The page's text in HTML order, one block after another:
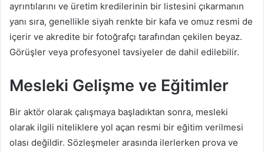
ayrıntılarını ve üretim kredilerinin bir listesini çıkarmanın
yanı sıra, genellikle siyah renkte bir kafa ve omuz resmi de
içerir ve akredite bir fotoğrafçı tarafından çekilen beyaz.
Görüşler veya profesyonel tavsiyeler de dahil edilebilir.
Mesleki Gelişme ve Eğitimler
Bir aktör olarak çalışmaya başladıktan sonra, mesleki
olarak ilgili niteliklere yol açan resmi bir eğitim verilmesi
olası değildir. Sözleşmeler arasında ilerlerken prova ve